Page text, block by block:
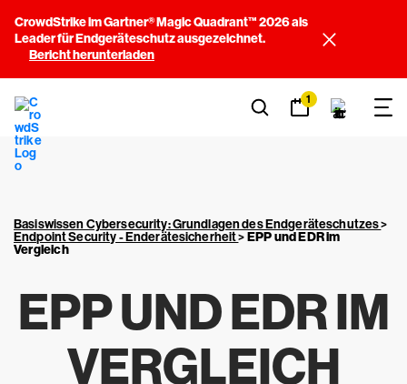
CrowdStrike im Gartner® Magic Quadrant™ 2026 als
Leader für Endgeräteschutz ausgezeichnet.
Bericht herunterladen
1
Basiswissen Cybersecurity: Grundlagen des Endgeräteschutzes>
Endpoint Security - Enderätesicherheit>EPP und EDRim
Vergleich
EPP UND EDRIM
VERGLEICH